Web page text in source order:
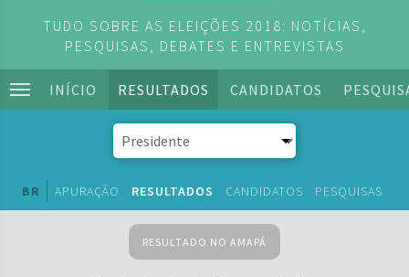
TUDO SOBRE AS ELEIÇÕES 2018: NOTÍCIAS,
PESQUISAS, DEBATES E ENTREVISTAS
INÍCIO RESULTADOS CANDIDATOS
BR APURAÇÃO RESULTADOS CANDIDATOS PESQUISAS
RESULTADO NO AMAPÁ